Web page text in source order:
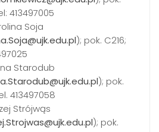
413497005
Soja
); pok. C216;
Starodub
); pok.
413497058
Strójwąs
); pok.